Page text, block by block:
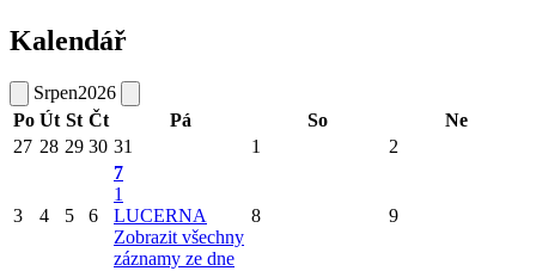
Kalendář
Srpen2026
Po Út St Čt Pá So
Ne
27 28 29 30 31 1 2
3 4 5 6
7
1
LUCERNA
Zobrazit všechny
záznamy ze dne
8 9